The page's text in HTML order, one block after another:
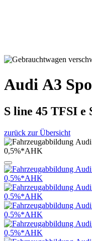
Audi A3
S line 45 TFSI
zurück zur Übersicht